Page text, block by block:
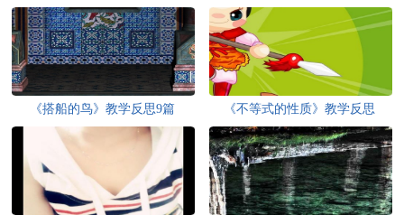
《搭船的鸟》教学反思9篇 《不等式的性质》教学反思